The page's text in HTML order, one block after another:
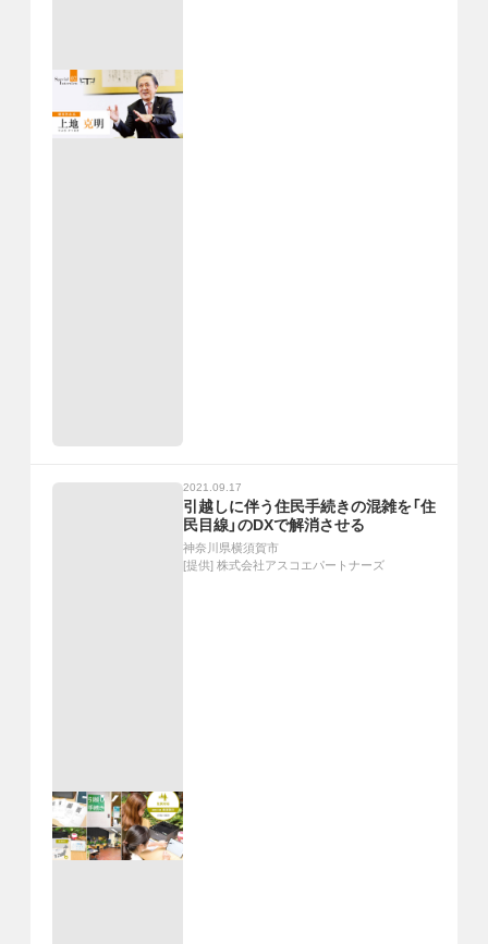
2021.09.17
引越しに伴う住民手続きの混雑を「住
民目線」のDXで解消させる
神奈川県横須賀市
[提供] 株式会社アスコエパートナーズ